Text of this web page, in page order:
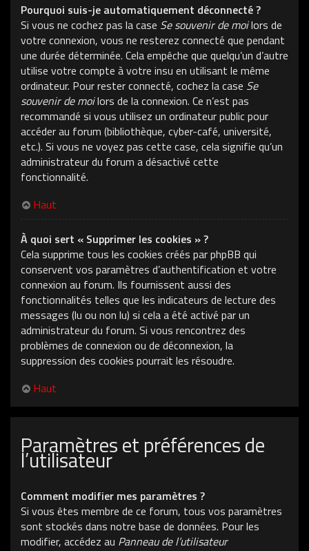
Pourquoi suis-je automatiquement déconnecté ?
Si vous ne cochez pas la case Se souvenir de moilors de
votre connexion, vous ne resterez connecté que pendant
une durée déterminée. Cela empêche que quelqu’un d’autre
utilise votre compte à votre insu en utilisant le même
ordinateur. Pour rester connecté, cochez la case Se
souvenir de moilors de la connexion. Ce n’est pas
recommandé si vous utilisez un ordinateur public pour
accéder au forum (bibliothèque, cyber-café, université,
etc.). Si vous ne voyez pas cette case, cela signifie qu’un
administrateur du forum a désactivé cette
fonctionnalité.
Haut
À quoi sert « Supprimer les cookies » ?
Cela supprime tous les cookies créés par phpBB qui
conservent vos paramètres d’authentification et votre
connexion au forum. Ils fournissent aussi des
fonctionnalités telles que les indicateurs de lecture des
messages (lu ou non lu) si cela a été activé par un
administrateur du forum. Si vous rencontrez des
problèmes de connexion ou de déconnexion, la
suppression des cookies pourrait les résoudre.
Haut
Paramètres et préférences de
l’utilisateur
Comment modifier mes paramètres ?
Si vous êtes membre de ce forum, tous vos paramètres
sont stockés dans notre base de données. Pour les
modifier, accédez au Panneau de l’utilisateur